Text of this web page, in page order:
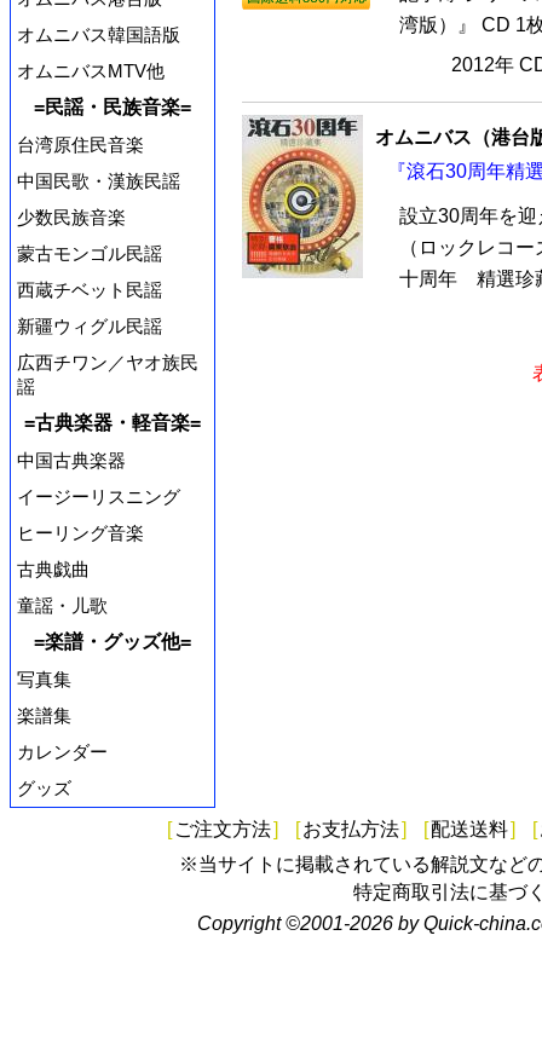
オムニバス韓国語版
オムニバスMTV他
=民謡・民族音楽=
台湾原住民音楽
中国民歌・漢族民謡
少数民族音楽
蒙古モンゴル民謡
西蔵チベット民謡
新疆ウィグル民謡
広西チワン／ヤオ族民
謡
=古典楽器・軽音楽=
中国古典楽器
イージーリスニング
ヒーリング音楽
古典戯曲
童謡・儿歌
=楽譜・グッズ他=
写真集
楽譜集
カレンダー
グッズ
湾版）』 CD 1
2012年
オムニバス（港台
『滾石30周年精
設立30周年を
（ロックレコ
十周年 精選珍
[ ご注文方法] [お支払方法] [配送送料] [
※当サイトに掲載されている解説文など
特定商取引法に基づ
Copyright ©2001-2026 by Quick-